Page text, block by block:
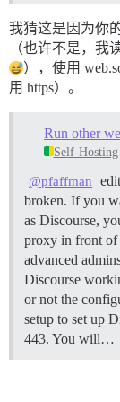
我猜这是因为你
（也许不是，我
），使用
用 https）。
Run other
Self-Hosting
@pfaffman
broken. If you
as Discourse,
proxy in front of
advanced
Discourse
or not the
setup to set up
443. You will…